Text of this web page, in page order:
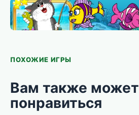
ПОХОЖИЕ ИГРЫ
Вам также может
понравиться